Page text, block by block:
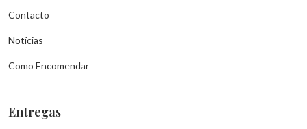
Contacto
Notícias
Como Encomendar
Entregas